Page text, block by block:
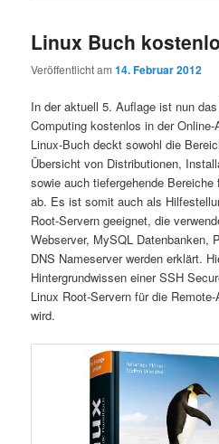
Linux Buch
Veröffentlicht am14. Februar 2012
In der aktuell 5. Auflage ist nun
Computing kostenlos in der
Linux-Buch deckt sowohl die
Übersicht von Distributionen,
sowie auch tiefergehende
ab. Es ist somit auch als
Root-Servern geeignet, die
Webserver, MySQL Datenbanken,
DNS Nameserver werden erklärt.
Hintergrundwissen einer SSH
Linux Root-Servern für die
wird.